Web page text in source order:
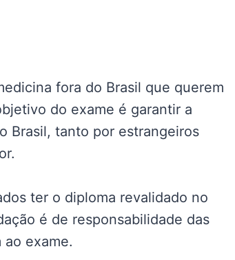
fora do Brasil que querem
do exame é garantir a
Brasil, tanto por estrangeiros
ter o diploma revalidado no
é de responsabilidade das
exame.